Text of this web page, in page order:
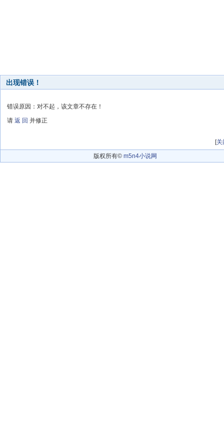
出现错误！
错误原因：对不起，该文章不存在！
请 返 回 并修正
[关
版权所有© m5n4小说网